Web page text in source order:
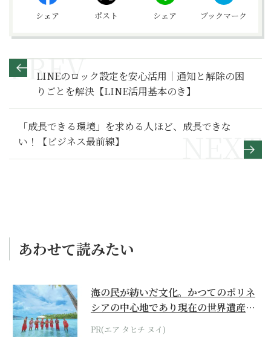
シェア ポスト シェア ブックマーク
LINEのロック設定を安心活用｜通知と解除の困
りごとを解決【LINE活用基本のき】
「成長できる環境」を求める人ほど、成長できな
い！【ビジネス最前線】
あわせて読みたい
海の民が紡いだ文化。かつてのポリネ
シアの中心地であり現在の世界遺産か
らみえてくる...
PR(エア タヒチ ヌイ)